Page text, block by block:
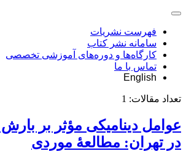
فهرست نشریات
سامانه نشر کتاب
کارگاه‌ها و دوره‌های آموزشی تخصصی
تماس با ما
English
تعداد مقالات: 1
عوامل دینامیکی مؤثر بر
در تهران: مطالعۀ موردی